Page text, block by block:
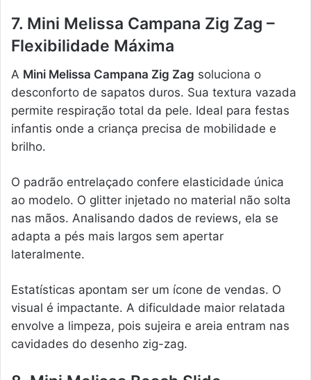
7. Mini Melissa Campana Zig Zag –
Flexibilidade Máxima
A Mini Melissa Campana Zig Zag soluciona o
desconforto de sapatos duros. Sua textura vazada
permite respiração total da pele. Ideal para festas
infantis onde a criança precisa de mobilidade e
brilho.
O padrão entrelaçado confere elasticidade única
ao modelo. O glitter injetado no material não solta
nas mãos. Analisando dados de reviews, ela se
adapta a pés mais largos sem apertar
lateralmente.
Estatísticas apontam ser um ícone de vendas. O
visual é impactante. A dificuldade maior relatada
envolve a limpeza, pois sujeira e areia entram nas
cavidades do desenho zig-zag.